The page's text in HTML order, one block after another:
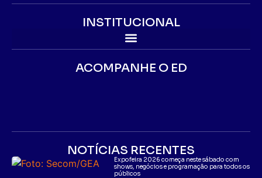
INSTITUCIONAL
ACOMPANHE O ED
NOTÍCIAS RECENTES
Expofeira 2026 começa neste sábado com
shows, negócios e programação para todos os
públicos